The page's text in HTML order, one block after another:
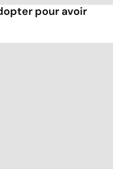
pour avoir